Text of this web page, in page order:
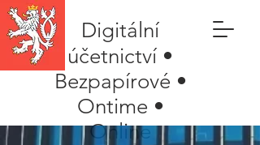
Digitální
účetnictví •
Bezpapírové •
Ontime •
Online